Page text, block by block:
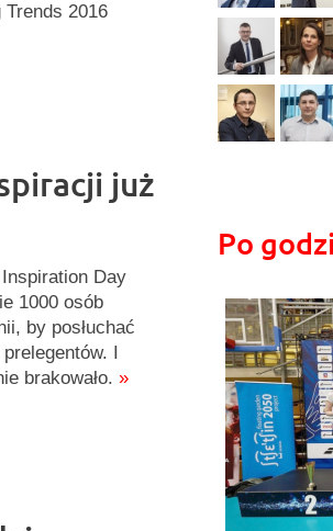
2016
już
Day
1000 osób
by posłuchać
I
brakowało. »
Po